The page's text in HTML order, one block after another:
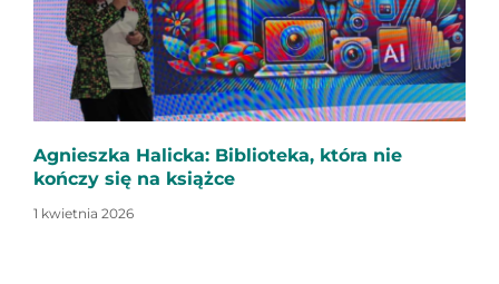
Agnieszka Halicka: Biblioteka, która nie
kończy się na książce
1 kwietnia 2026